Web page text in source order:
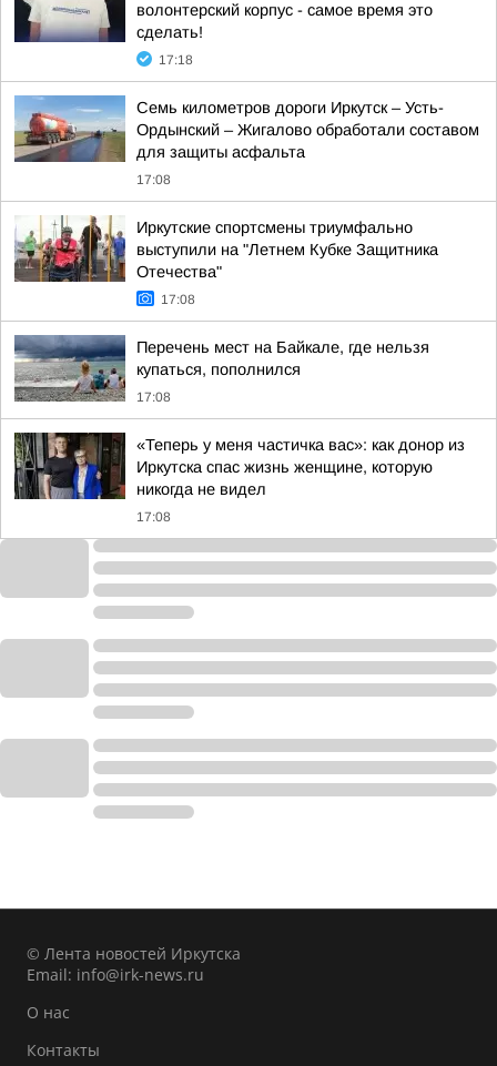
волонтерский корпус - самое время это
сделать!
17:18
Семь километров дороги Иркутск – Усть-
Ордынский – Жигалово обработали составом
для защиты асфальта
17:08
Иркутские спортсмены триумфально
выступили на "Летнем Кубке Защитника
Отечества"
17:08
Перечень мест на Байкале, где нельзя
купаться, пополнился
17:08
«Теперь у меня частичка вас»: как донор из
Иркутска спас жизнь женщине, которую
никогда не видел
17:08
© Лента новостей Иркутска
Email: info@irk-news.ru
О нас
Контакты